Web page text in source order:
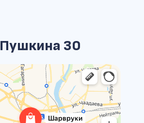
Пушкина 30